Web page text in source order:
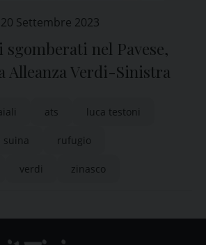
20 Settembre 2023
nel Pavese,
Alleanza Verdi-Sinistra
ats luca testoni
suina rufugio
verdi zinasco